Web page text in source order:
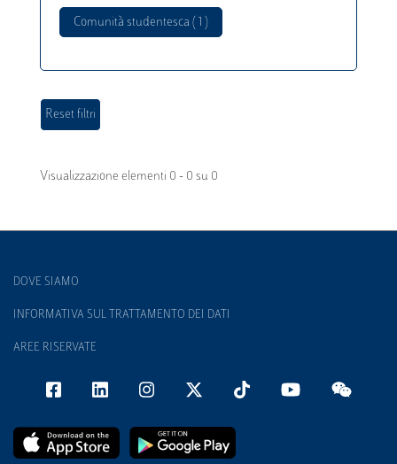
Comunità studentesca ( 1 )
Visualizzazione elementi 0 - 0 su 0
DOVE SIAMO
INFORMATIVA SUL TRATTAMENTO DEI DATI
AREE RISERVATE